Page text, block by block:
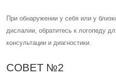
При обнаружении у себя или у
дислалии, обратитесь к логопеду
консультации и диагностики.
СОВЕТ №2